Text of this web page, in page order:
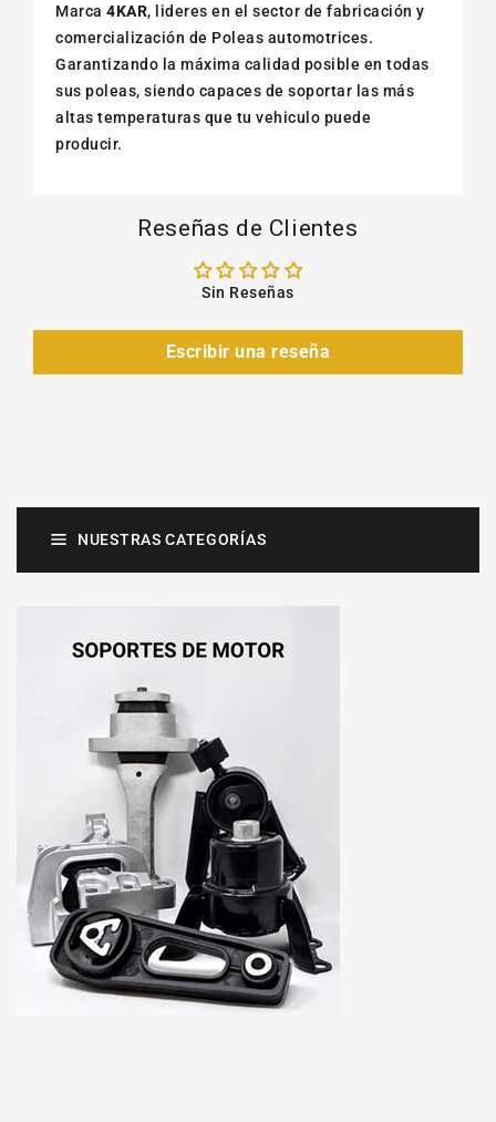
Marca 4KAR, lideres en el sector de fabricación y
comercialización de Poleas automotrices.
Garantizando la máxima calidad posible en todas
sus poleas, siendo capaces de soportar las más
altas temperaturas que tu vehiculo puede
producir.
Reseñas de Clientes
Sin Reseñas
Escribir una reseña
NUESTRAS CATEGORÍAS